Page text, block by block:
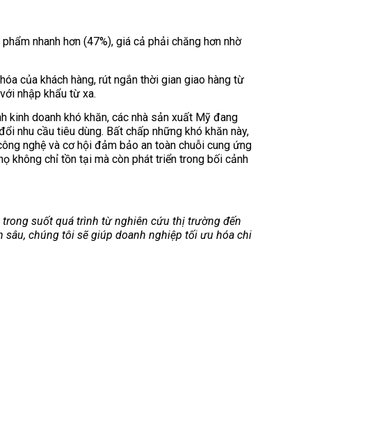
nhanh hơn (47%), giá cả phải chăng hơn nhờ
của khách hàng, rút ngắn thời gian giao hàng từ
nhập khẩu từ xa.
kinh doanh khó khăn, các nhà sản xuất Mỹ đang
nhu cầu tiêu dùng. Bất chấp những khó khăn này,
nghệ và cơ hội đảm bảo an toàn chuỗi cung ứng
không chỉ tồn tại mà còn phát triển trong bối cảnh
suốt quá trình từ nghiên cứu thị trường đến
chúng tôi sẽ giúp doanh nghiệp tối ưu hóa chi